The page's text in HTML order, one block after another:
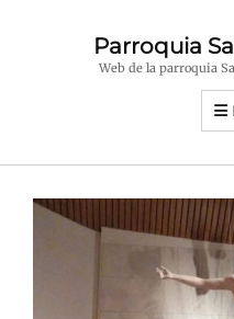
Parroquia
Web de la parroquia